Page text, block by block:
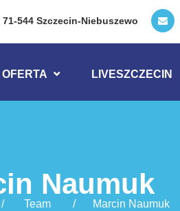
544 Szczecin-Niebuszewo
OFERTA LIVESZCZECIN
Naumuk
Team Marcin Naumuk